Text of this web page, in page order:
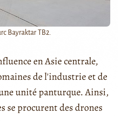
Bayraktar TB2.
en Asie centrale,
de l'industrie et de
unité panturque. Ainsi,
se procurent des drones